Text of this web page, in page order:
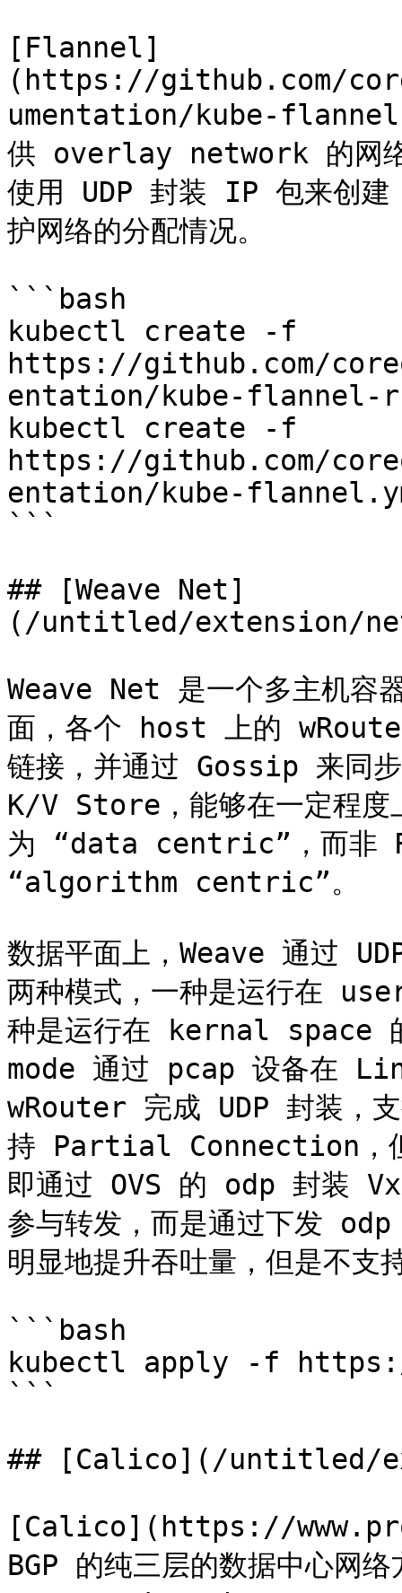
[Flannel]
(https://github.com/
umentation/kube-
供 overlay network 的网络
使用 UDP 封装 IP 包来创
护网络的分配情况。
```bash
kubectl create -f
https://github.com/
entation/kube-flannel-
kubectl create -f
https://github.com/
entation/kube-
```
## [Weave Net]
(/untitled/extension/
Weave Net 是一个多主机容
面，各个 host 上的
链接，并通过 Gossip 来同步
K/V Store，能够在一定程度
为 “data centric”，而非
“algorithm centric”。
数据平面上，Weave 通过
两种模式，一种是运行在
种是运行在 kernal space
mode 通过 pcap 设备在
wRouter 完成 UDP 封装
持 Partial Connection，但
即通过 OVS 的 odp 封装
参与转发，而是通过下发
明显地提升吞吐量，但是不支
```bash
kubectl apply -f
```
## [Calico](/untitled/
[Calico](https://
BGP 的纯三层的数据中心网